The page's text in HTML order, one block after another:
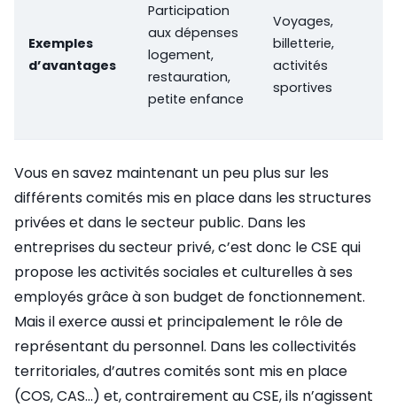
Exemples
d’avantages
Participation
aux dépenses
logement,
restauration,
petite enfance
Voyages,
billetterie,
activités
sportives
Vous en savez maintenant un peu plus sur les
différents comités mis en place dans les structures
privées et dans le secteur public. Dans les
entreprises du secteur privé, c’est donc le CSE qui
propose les activités sociales et culturelles à ses
employés grâce à son budget de fonctionnement.
Mais il exerce aussi et principalement le rôle de
représentant du personnel. Dans les collectivités
territoriales, d’autres comités sont mis en place
(COS, CAS…) et, contrairement au CSE, ils n’agissent